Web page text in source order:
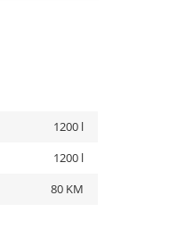
1200 l
1200 l
80 KM